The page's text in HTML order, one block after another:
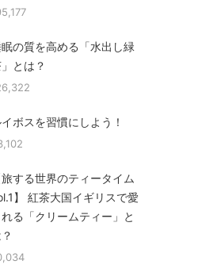
の質を高める「水出し緑
とは？
イボスを習慣にしよう！
旅する世界のティータイム
】 紅茶大国イギリスで愛
る「クリームティー」と